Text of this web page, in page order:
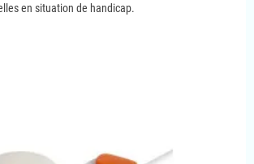
en situation de handicap.